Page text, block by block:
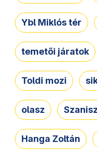
Ybl Miklós tér
temetői járatok
Toldi mozi
olasz
Hanga Zoltán